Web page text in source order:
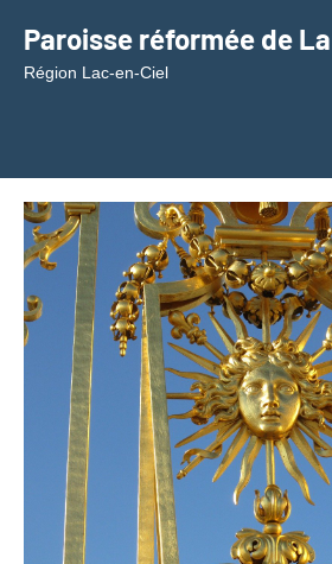
contenu
Paroisse réformée de
Région Lac-en-Ciel